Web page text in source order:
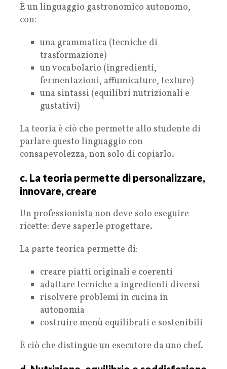
È un linguaggio gastronomico autonomo,
con:
una grammatica (tecniche di
trasformazione)
un vocabolario (ingredienti,
fermentazioni, affumicature, texture)
una sintassi (equilibri nutrizionali e
gustativi)
La teoria è ciò che permette allo studente di
parlare questo linguaggio con
consapevolezza, non solo di copiarlo.
c. La teoria permette di personalizzare,
innovare, creare
Un professionista non deve solo eseguire
ricette: deve saperle progettare.
La parte teorica permette di:
creare piatti originali e coerenti
adattare tecniche a ingredienti diversi
risolvere problemi in cucina in
autonomia
costruire menù equilibrati e sostenibili
È ciò che distingue un esecutore da uno chef.